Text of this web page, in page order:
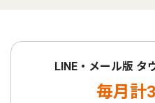
LINE・メール版 タ
毎月計